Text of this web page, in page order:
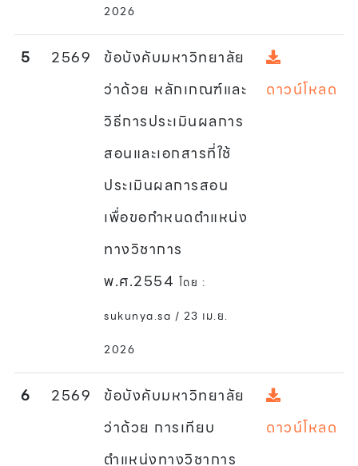
2026
5 2569
ข้อบังคับมหาวิทยาลัย
ว่าด้วย หลักเกณฑ์และ
วิธีการประเมินผลการ
สอนและเอกสารที่ใช้
ประเมินผลการสอน
เพื่อขอกำหนดตำแหน่ง
ทางวิชาการ
พ.ศ.2554 โดย :
sukunya.sa / 23 เม.ย.
2026
ดาวน์โหลด
6 2569
ข้อบังคับมหาวิทยาลัย
ว่าด้วย การเทียบ
ตำแหน่งทางวิชาการ
ดาวน์โหลด